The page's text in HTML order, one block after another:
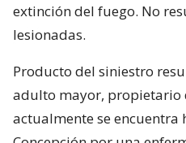
extinción del fuego. No
lesionadas.
Producto del siniestro
adulto mayor, propietario
actualmente se encuentra